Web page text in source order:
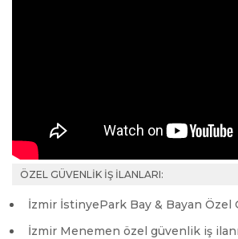
ÖZEL GÜVENLİK İŞ İLANLARI:
İzmir İstinyePark Bay & Bayan Özel
İzmir Menemen özel güvenlik iş ilanı